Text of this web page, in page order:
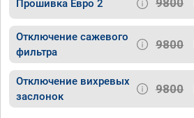
Прошивка Евро 2 9800
Отключение сажевого
фильтра
9800
Отключение вихревых
заслонок
9800